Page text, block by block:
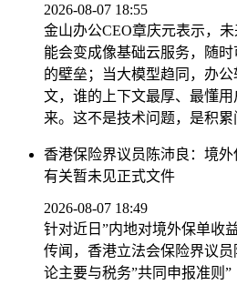
2026-08-07 18:55
金山办公CEO章庆元表示，
能会变成像基础云服务，随
的壁垒；当大模型趋同，办
文，谁的上下文最厚、最懂
来。这不是技术问题，是积累
香港保险界议员陈沛良：境
有关暂未见正式文件
2026-08-07 18:49
针对近日”内地对境外保单收
传闻，香港立法会保险界议
论主要与税务”共同申报准则”